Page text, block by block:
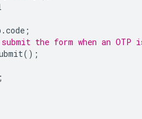
.code ;
the form when an OTP
();